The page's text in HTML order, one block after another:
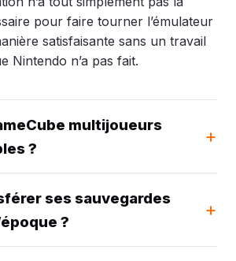
pour faire tourner l’émulateur
satisfaisante sans un travail
Nintendo n’a pas fait.
multijoueurs
?
ses sauvegardes
?